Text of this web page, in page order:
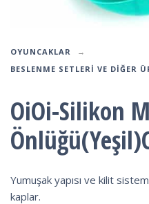
OYUNCAKLAR
BESLENME SETLERI VE DIĞER
OiOi-Silikon
Yumuşak yapısı ve kilit
kaplar.